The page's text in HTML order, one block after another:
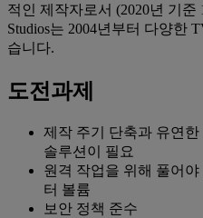
적인 제작자로서 (2020년 기준
Studios는 2004년부터 다양한
습니다.
도전과제
제작 주기 단축과 유연
솔루션이 필요
원격 작업을 위해 풀어야
터 볼륨
보안 정책 준수